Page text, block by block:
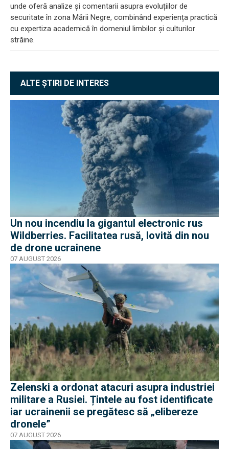
unde oferă analize și comentarii asupra evoluțiilor de
securitate în zona Mării Negre, combinând experiența practică
cu expertiza academică în domeniul limbilor și culturilor
străine.
ALTE ȘTIRI DE INTERES
Un nou incendiu la gigantul electronic rus
Wildberries. Facilitatea rusă, lovită din nou
de drone ucrainene
07 AUGUST 2026
Zelenski a ordonat atacuri asupra industriei
militare a Rusiei. Țintele au fost identificate
iar ucrainenii se pregătesc să „elibereze
dronele”
07 AUGUST 2026